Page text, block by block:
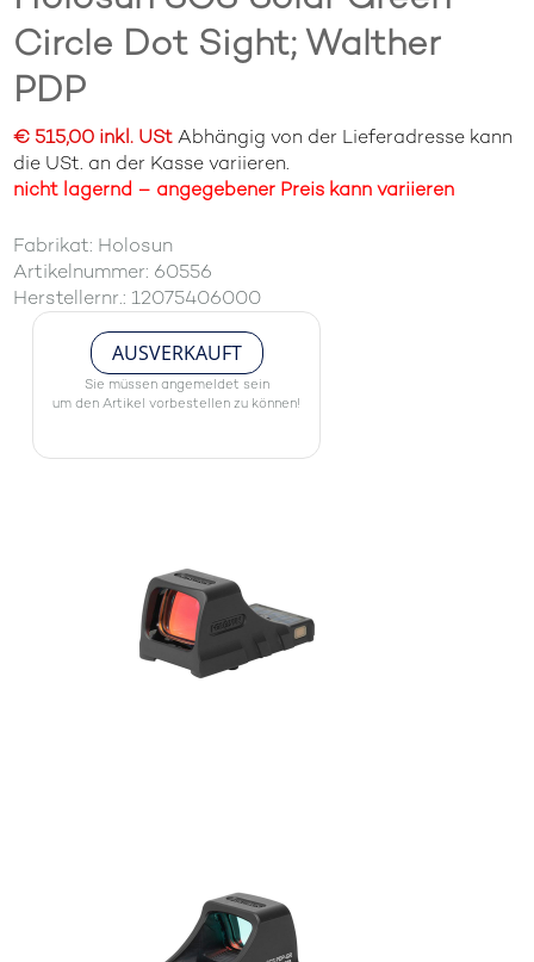
Circle Dot Sight; Walther
PDP
€ 515,00 inkl. UStAbhängig von der Lieferadresse kann
die USt. an der Kasse variieren.
nicht lagernd – angegebener Preis kann variieren
Fabrikat: Holosun
Artikelnummer: 60556
Herstellernr.: 12075406000
AUSVERKAUFT
Sie müssen angemeldet sein
um den Artikel vorbestellen zu können!